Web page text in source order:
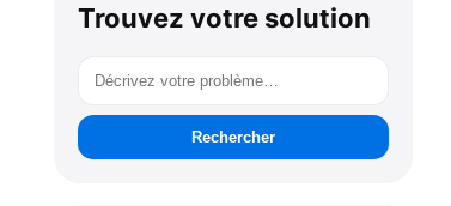
Trouvez votre solution
Rechercher